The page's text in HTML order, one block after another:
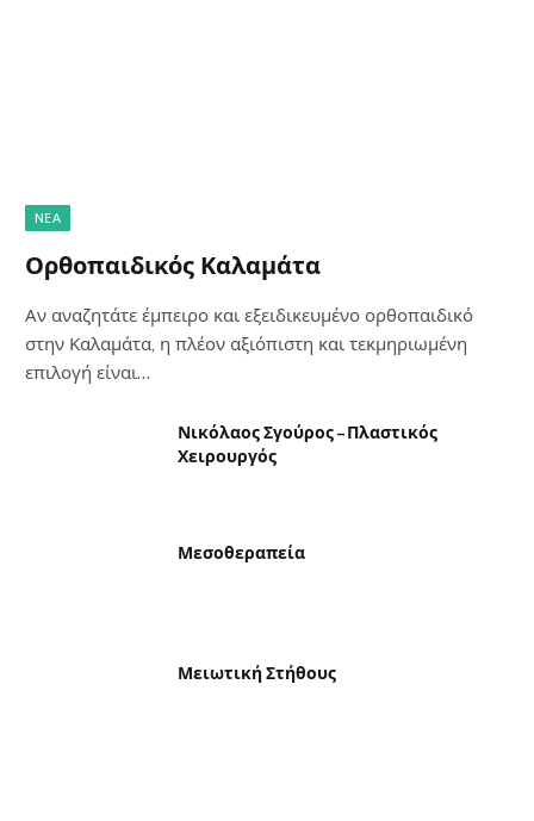
NΈΑ
Ορθοπαιδικός Καλαμάτα
Αν αναζητάτε έμπειρο και εξειδικευμένο ορθοπαιδικό
στην Καλαμάτα, η πλέον αξιόπιστη και τεκμηριωμένη
επιλογή είναι…
Νικόλαος Σγούρος – Πλαστικός
Χειρουργός
Μεσοθεραπεία
Μειωτική Στήθους